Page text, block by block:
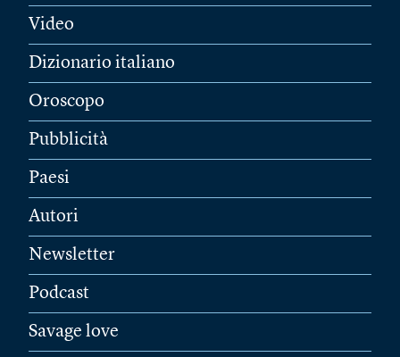
Video
Dizionario italiano
Oroscopo
Pubblicità
Paesi
Autori
Newsletter
Podcast
Savage love